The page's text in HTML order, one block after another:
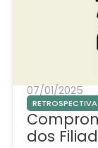
07/01/2025
dos